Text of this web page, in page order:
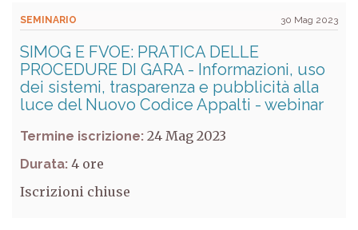
SEMINARIO 30 Mag 2023
SIMOG E FVOE: PRATICA DELLE
PROCEDURE DI GARA - Informazioni, uso
dei sistemi, trasparenza e pubblicità alla
luce del Nuovo Codice Appalti - webinar
Termine iscrizione: 24 Mag 2023
Durata: 4
Iscrizioni chiuse